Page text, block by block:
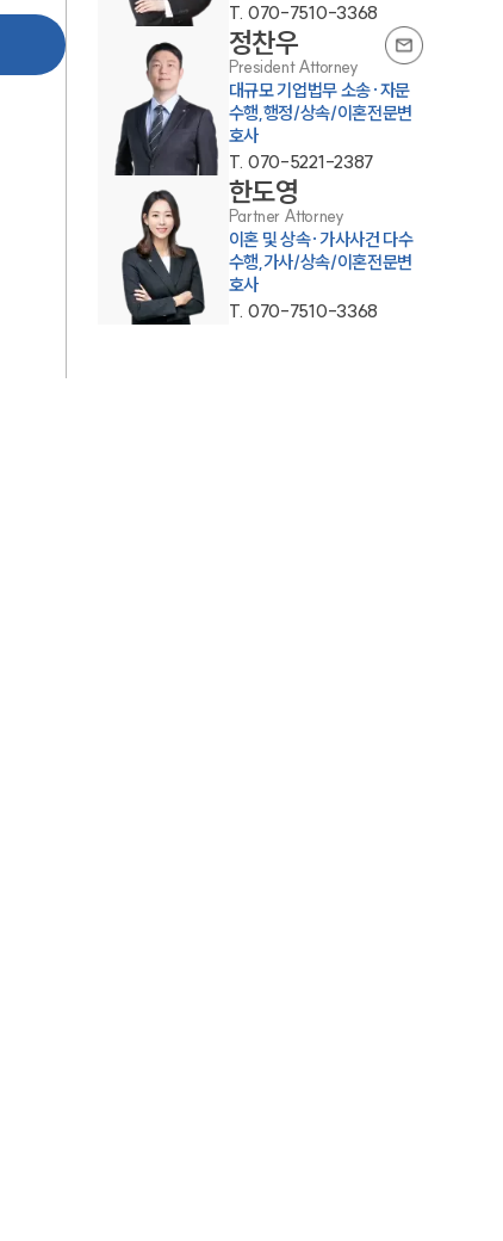
글로벌 파트너 로펌
고객의 소리
통합검색
AI대륜
업무사례
이혼 주요 업무사례
T. 070-7510-3368
정찬우
President Attorney
대규모 기업법무 소송·자문
수행,행정/상속/이혼전문변
호사
T. 070-5221-2387
한도영
Partner Attorney
이혼 및 상속·가사사건 다수
수행,가사/상속/이혼전문변
호사
T. 070-7510-3368